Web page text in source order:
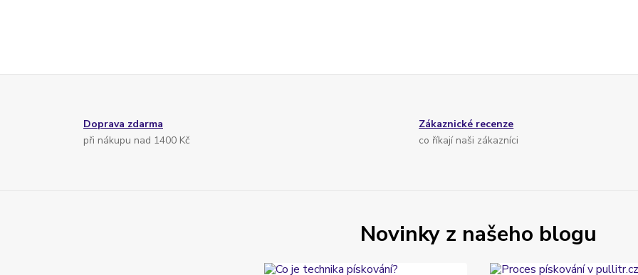
Doprava zdarma
při nákupu nad 1400 Kč
Zákaznické recenze
co říkají naši zákazníci
Novinky z našeho blogu